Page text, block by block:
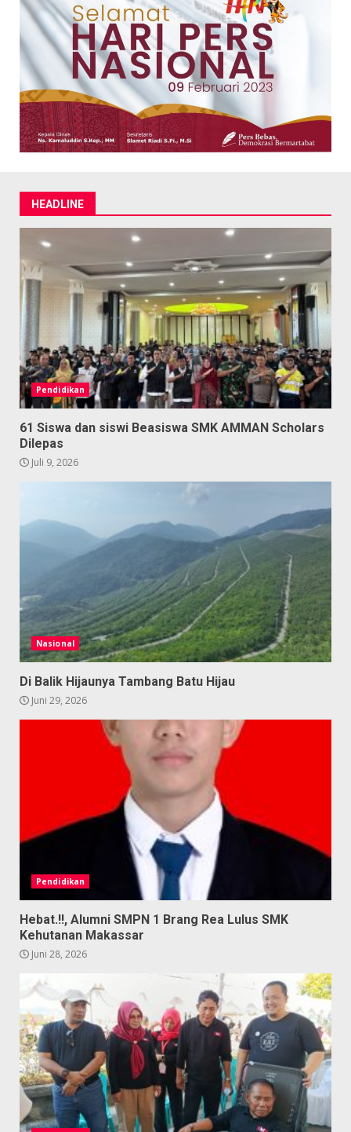
HEADLINE
Pendidikan
61 Siswa dan siswi Beasiswa SMK AMMAN Scholars
Dilepas
Juli 9, 2026
Nasional
Di Balik Hijaunya Tambang Batu Hijau
Juni 29, 2026
Pendidikan
Hebat.!!, Alumni SMPN 1 Brang Rea Lulus SMK
Kehutanan Makassar
Juni 28, 2026